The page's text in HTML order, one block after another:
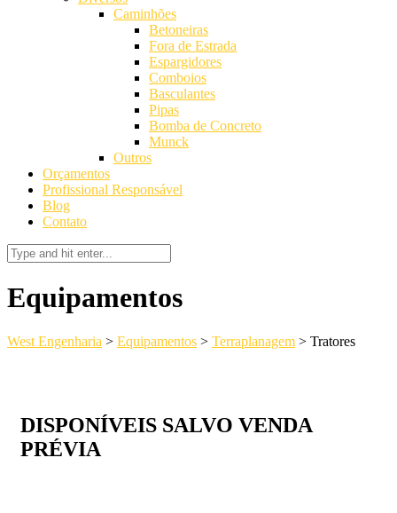
Caminhões
Betoneiras
Fora de Estrada
Espargidores
Comboios
Basculantes
Pipas
Bomba de Concreto
Munck
Outros
Orçamentos
Profissional Responsável
Blog
Contato
Equipamentos
West Engenharia > Equipamentos > Terraplanagem > Tratores
DISPONÍVEIS SALVO VENDA
PRÉVIA